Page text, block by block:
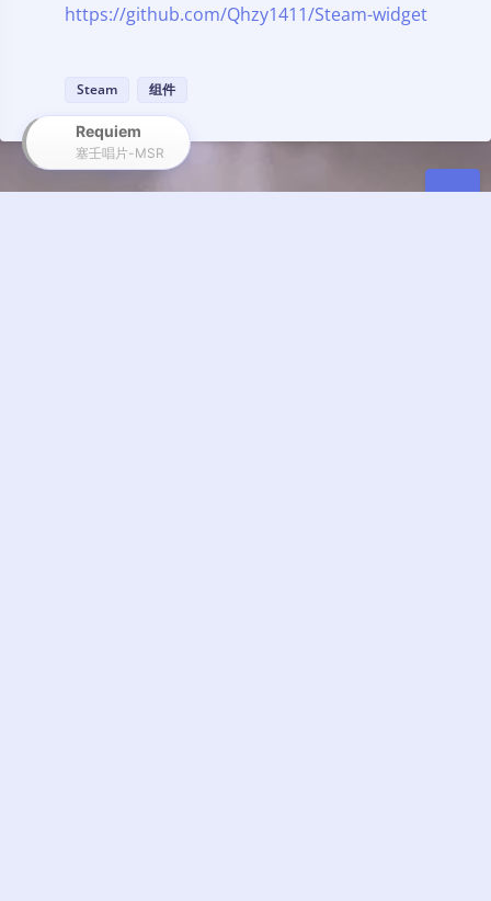
https://github.com/Qhzy1411/Steam-widget
Steam 组件
Requiem
塞壬唱片-MSR